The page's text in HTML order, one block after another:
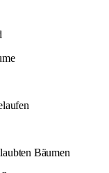
Bäumen